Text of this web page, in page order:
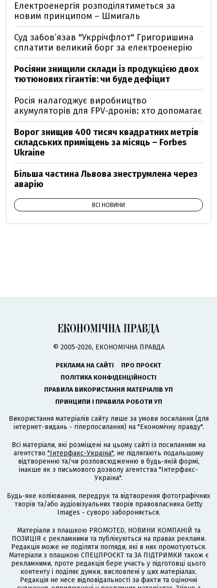
Електроенергія розподілятиметься за
новим принципом – Шмигаль
Суд забов’язав "Укррічфлот" Григоришина
сплатити великий борг за електроенерію
Росіяни знищили склади із продукцією двох
тютюнових гігантів: чи буде дефіцит
Росія налагоджує виробництво
акумуляторів для FPV-дронів: хто допомагає
Ворог знищив 400 тисяч квадратних метрів
складських приміщень за місяць – Forbes
Ukraine
Більша частина Львова знеструмлена через
аварію
ВСІ НОВИНИ
© 2005-2026, ЕКОНОМІЧНА ПРАВДА
РЕКЛАМА НА САЙТІ
ПРО ПРОЄКТ
ПОЛІТИКА КОНФІДЕНЦІЙНОСТІ
ПРАВИЛА ВИКОРИСТАННЯ МАТЕРІАЛІВ УП
ПРИНЦИПИ І ПРАВИЛА РОБОТИ УП
Використання матеріалів сайту лише за умови посилання (для
інтернет-видань - гіперпосилання) на "Економічну правду".
Всі матеріали, які розміщені на цьому сайті із посиланням на
агентство "Інтерфакс-Україна", не підлягають подальшому
відтворенню та/чи розповсюдженню в будь-якій формі,
інакше як з письмового дозволу агентства "Інтерфакс-
Україна".
Будь-яке копіювання, передрук та відтворення фотографічних
творів та/або аудіовізуальних творів правовласника Getty
Images - суворо забороняється.
Матеріали з плашкою PROMOTED, НОВИНИ КОМПАНІЙ та
ПОЗИЦІЯ є рекламними та публікуються на правах реклами.
Редакція може не поділяти погляди, які в них промотуються.
Матеріали з плашкою СПЕЦПРОЄКТ та ЗА ПІДТРИМКИ також є
рекламними, проте редакція бере участь у підготовці цього
контенту і поділяє думки, висловлені у цих матеріалах.
Редакція не несе відповідальності за факти та оціночні